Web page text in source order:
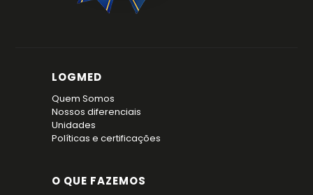
LOGMED
Quem Somos
Nossos diferenciais
Unidades
Políticas e certificações
O QUE FAZEMOS